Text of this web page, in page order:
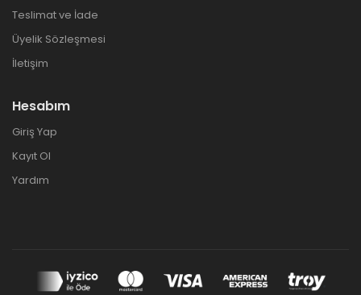
Teslimat ve İade
Üyelik Sözleşmesi
İletişim
Hesabım
Giriş Yap
Kayıt Ol
Yardım